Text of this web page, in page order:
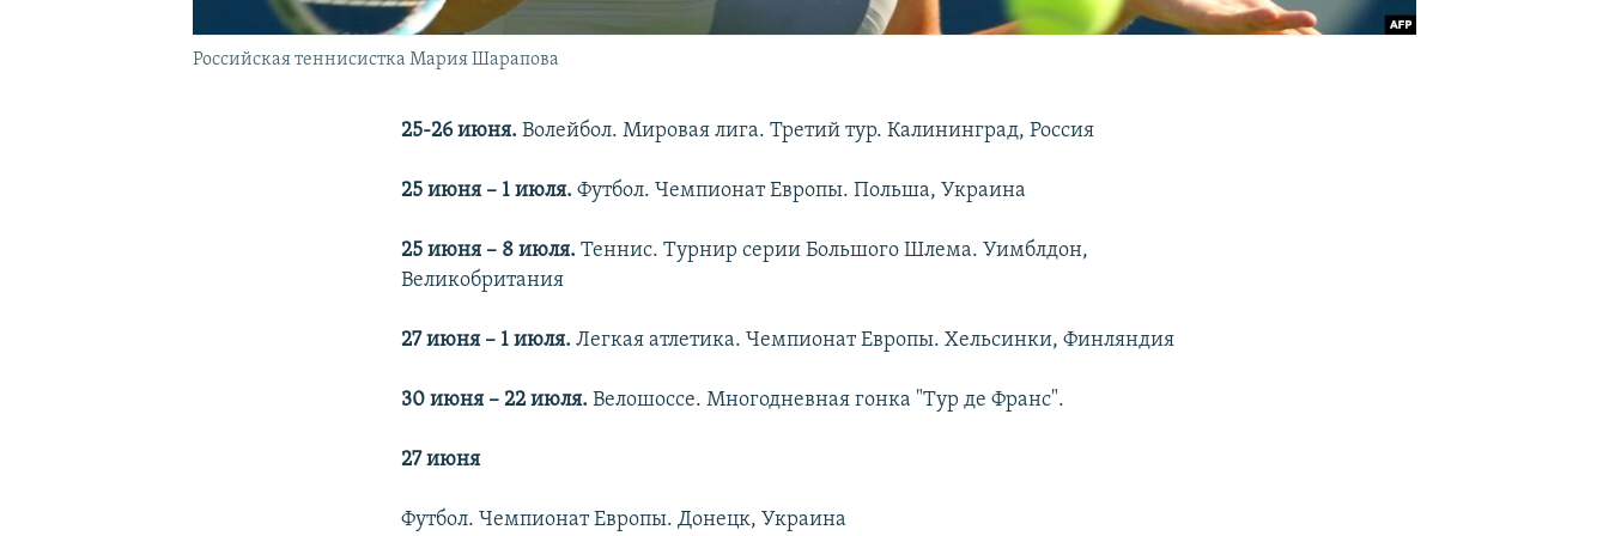
Российская теннисистка Мария Шарапова
25-26 июня. Волейбол. Мировая лига. Третий тур. Калининград, Россия
25 июня – 1 июля.Футбол. Чемпионат Европы. Польша, Украина
25 июня – 8 июля. Теннис. Турнир серии Большого Шлема. Уимблдон,
Великобритания
27 июня – 1 июля.Легкая атлетика. Чемпионат Европы. Хельсинки, Финляндия
30 июня – 22 июля. Велошоссе. Многодневная гонка "Тур де Франс".
27 июня
Футбол. Чемпионат Европы. Донецк, Украина